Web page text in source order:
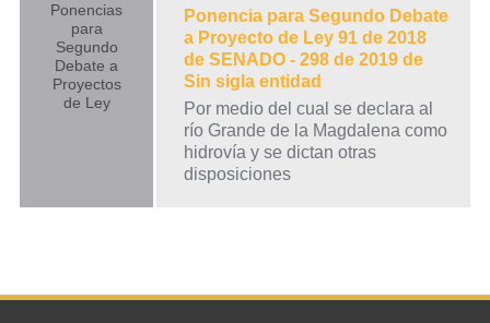
Ponencias
para
Segundo
Debate a
Proyectos
de Ley
Ponencia para Segundo Debate
a Proyecto de Ley 91 de 2018
de SENADO - 298 de 2019 de
Sin sigla entidad
Por medio del cual se declara al
río Grande de la Magdalena como
hidrovía y se dictan otras
disposiciones